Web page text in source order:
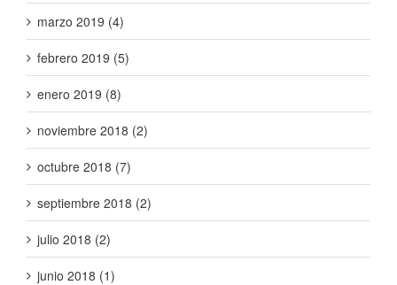
marzo 2019 (4)
febrero 2019 (5)
enero 2019 (8)
noviembre 2018 (2)
octubre 2018 (7)
septiembre 2018 (2)
julio 2018 (2)
junio 2018 (1)